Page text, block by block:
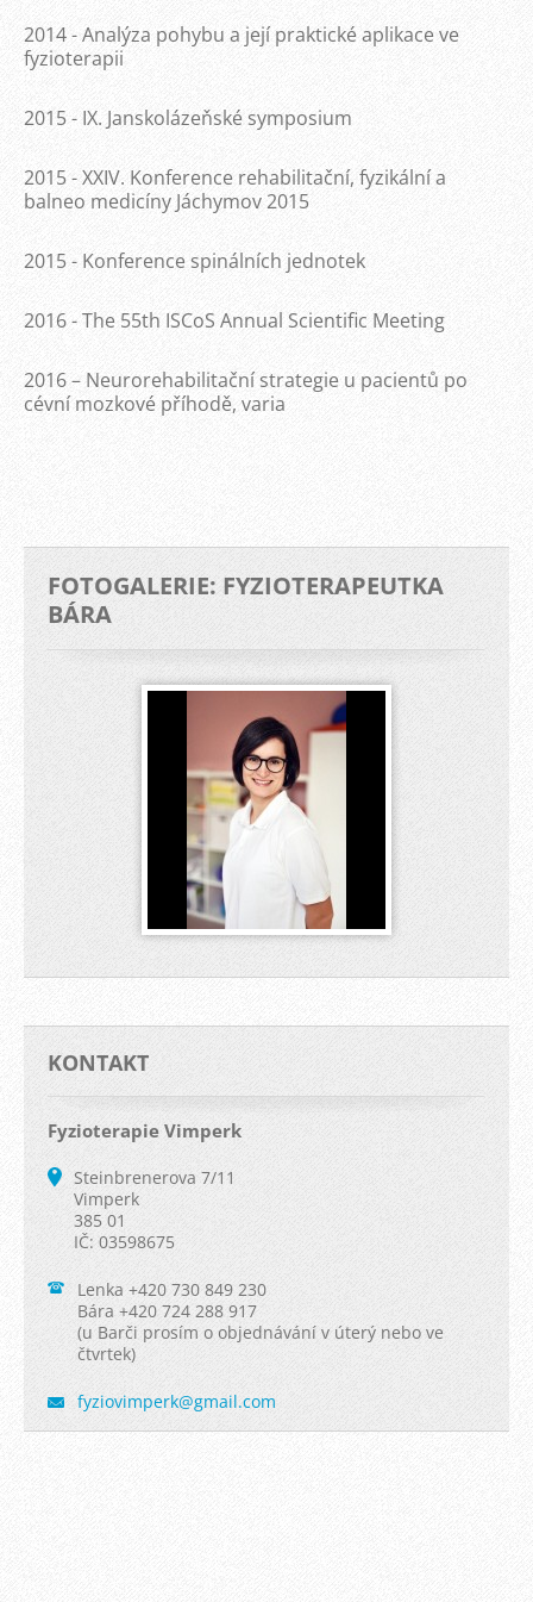
2014 - Analýza pohybu a její praktické aplikace ve
fyzioterapii
2015 - IX. Janskolázeňské symposium
2015 - XXIV. Konference rehabilitační, fyzikální a
balneo medicíny Jáchymov 2015
2015 - Konference spinálních jednotek
2016 - The 55th ISCoS Annual Scientific Meeting
2016 – Neurorehabilitační strategie u pacientů po
cévní mozkové příhodě, varia
FOTOGALERIE: FYZIOTERAPEUTKA
BÁRA
KONTAKT
Fyzioterapie Vimperk
Steinbrenerova 7/11
Vimperk
385 01
IČ: 03598675
Lenka +420 730 849 230
Bára +420 724 288 917
(u Barči prosím o objednávání v úterý nebo ve
čtvrtek)
fyziovimperk@gmail.com